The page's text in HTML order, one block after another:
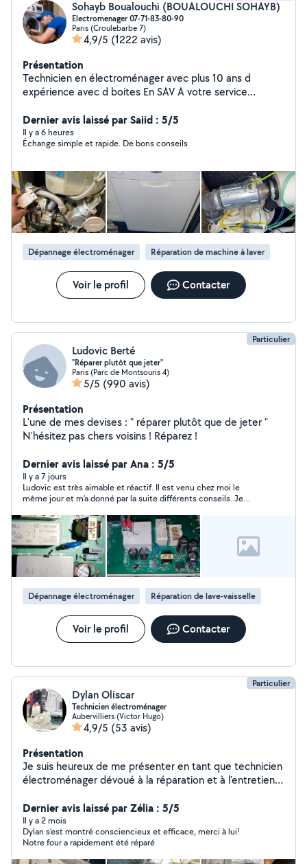
Sohayb Boualouchi (BOUALOUCHI SOHAYB)
Electromenager 07-71-83-80-90
Paris (Croulebarbe 7)
4,9/5 (1222 avis)
Présentation
Technicien en électroménager avec plus 10 ans d
expérience avec d boites En SAV A votre service
lave vaisselle -four - micro-onde - hotte - plaque de
cuisson (gaz -induction -vitrocéramique) À votre service
Si je ne réponds pas à votre demande privé n'hésitez
demande hors de mon périmètre d'abonnement Merci
Dernier avis laissé par Saiid : 5/5
Il y a 6 heures
Échange simple et rapide. De bons conseils
Dépannage électroménager Réparation de machine à laver
Voir le profil Contacter
Particulier
Ludovic Berté
"Réparer plutôt que jeter"
Paris (Parc de Montsouris 4)
5/5 (990 avis)
Présentation
L'une de mes devises : " réparer plutôt que de jeter "
N'hésitez pas chers voisins ! Réparez !
Dernier avis laissé par Ana : 5/5
Il y a 7 jours
Ludovic est très aimable et réactif. Il est venu chez moi le
même jour et m’a donné par la suite différents conseils. Je
Dépannage électroménager Réparation de lave-vaisselle
Voir le profil Contacter
Particulier
Dylan Oliscar
Technicien électroménager
Aubervilliers (Victor Hugo)
4,9/5 (53 avis)
Présentation
Je suis heureux de me présenter en tant que technicien
électroménager dévoué à la réparation et à l'entretien
compétences s'étendent à la réparation de lave-linges,
lave-vaisselles, sèche linge, four, plaque de cuisson Mon
but en tant que technicien est de vous aider à préserver
la longue durée de vie de vos appareils en effectuant
Dernier avis laissé par Zélia : 5/5
Il y a 2 mois
Dylan s’est montré consciencieux et efficace, merci à lui!
Notre four a rapidement été réparé